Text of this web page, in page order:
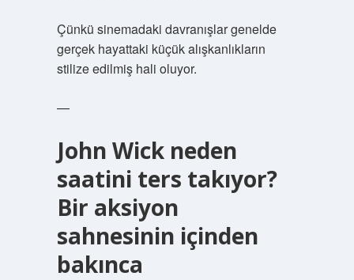
Çünkü sinemadaki davranışlar genelde
gerçek hayattaki küçük alışkanlıkların
stilize edilmiş hali oluyor.
—
John Wick neden
saatini ters takıyor?
Bir aksiyon
sahnesinin içinden
bakınca